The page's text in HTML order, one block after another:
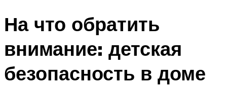
На что обратить
внимание: детская
безопасность в доме